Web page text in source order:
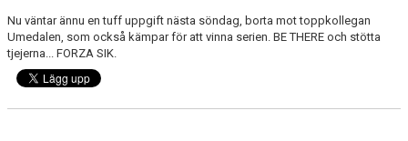
Nu väntar ännu en tuff uppgift nästa söndag, borta mot toppkollegan
Umedalen, som också kämpar för att vinna serien. BE THERE och stötta
tjejerna... FORZA SIK.